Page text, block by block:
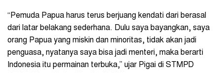
“Pemuda Papua harus terus berjuang kendati dari berasal
dari latar belakang sederhana. Dulu saya bayangkan, saya
orang Papua yang miskin dan minoritas, tidak akan jadi
penguasa, nyatanya saya bisa jadi menteri, maka berarti
Indonesia itu permainan terbuka,” ujar Pigai di STMPD